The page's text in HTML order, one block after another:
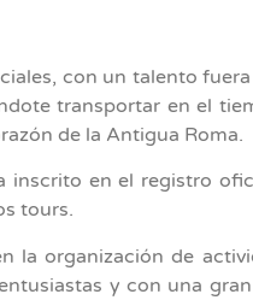
con un talento
transportar en el
de la Antigua Roma.
inscrito en el registro
tours.
la organización de
y con una